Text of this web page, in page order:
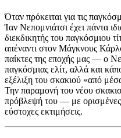
Όταν πρόκειται για τις
Ίαν Νεπομνιάτσι έχει πάντα
διεκδικητής του παγκόσμιου
απέναντι στον Μάγκνους
παίκτες της εποχής μας — ο
παγκόσμιας ελίτ, αλλά και
εξέλιξη του σκακιού «από
Την παραμονή του νέου
πρόβλεψή του — με ορισμένες
εύστοχες εκτιμήσεις.